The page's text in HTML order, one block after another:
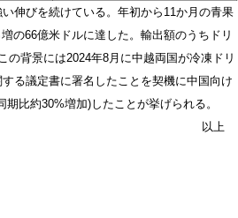
伸びを続けている。年初から11か月の青果
の66億米ドルに達した。輸出額のうちドリ
の背景には2024年8月に中越両国が冷凍ドリ
る議定書に署名したことを契機に中国向け
比約30%増加)したことが挙げられる。
以上